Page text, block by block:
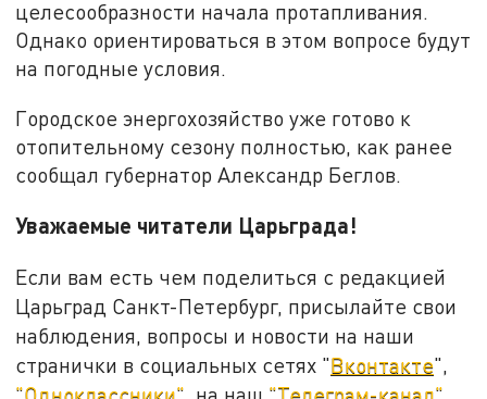
целесообразности начала протапливания.
Однако ориентироваться в этом вопросе будут
на погодные условия.
Городское энергохозяйство уже готово к
отопительному сезону полностью, как ранее
сообщал губернатор Александр Беглов.
Уважаемые читатели Царьграда!
Если вам есть чем поделиться с редакцией
Царьград Санкт-Петербург, присылайте свои
наблюдения, вопросы и новости на наши
странички в социальных сетях "Вконтакте",
"Одноклассники" , на наш "Телеграм-канал"